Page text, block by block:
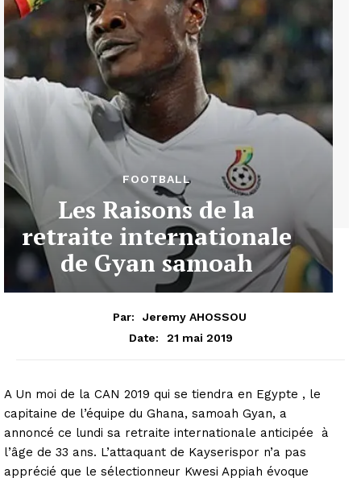
FOOTBALL
Les Raisons de la
retraite internationale
de Gyan samoah
Par:
Jeremy AHOSSOU
Date:
21 mai 2019
A Un moi de la CAN 2019 qui se tiendra en Egypte , le
capitaine de l’équipe du Ghana, samoah Gyan, a
annoncé ce lundi sa retraite internationale anticipée à
l’âge de 33 ans. L’attaquant de Kayserispor n’a pas
apprécié que le sélectionneur Kwesi Appiah évoque